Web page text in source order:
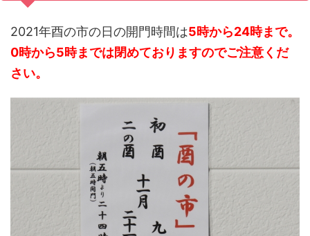
2021年酉の市の日の開門時間は5時から24時まで。
0時から5時までは閉めておりますのでご注意くだ
さい。